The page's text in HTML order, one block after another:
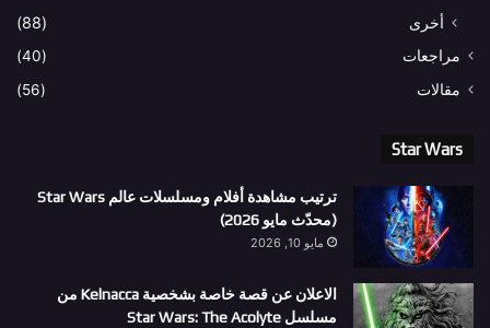
أخرى
(88)
مراجعات
(40)
مقالات
(56)
Star Wars
ترتيب مشاهدة أفلام ومسلسلات عالم Star Wars
(محدّث مايو 2026)
مايو 10, 2026
الاعلان عن قصة خاصة بشخصية Kelnacca من
مسلسل Star Wars: The Acolyte